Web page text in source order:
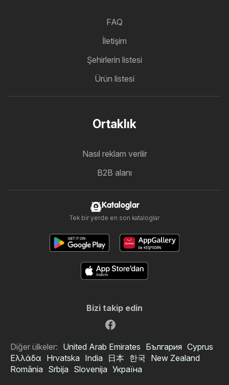
FAQ
İletişim
Şehirlerin listesi
Ürün listesi
Ortaklık
Nasıl reklam verilir
B2B alanı
Kataloglar
Tek bir yerde en son kataloglar
Bizi takip edin
Diğer ülkeler: United Arab Emirates България Cyprus
Ελλάδα Hrvatska India 日本 한국 New Zealand
România Srbija Slovenija Україна